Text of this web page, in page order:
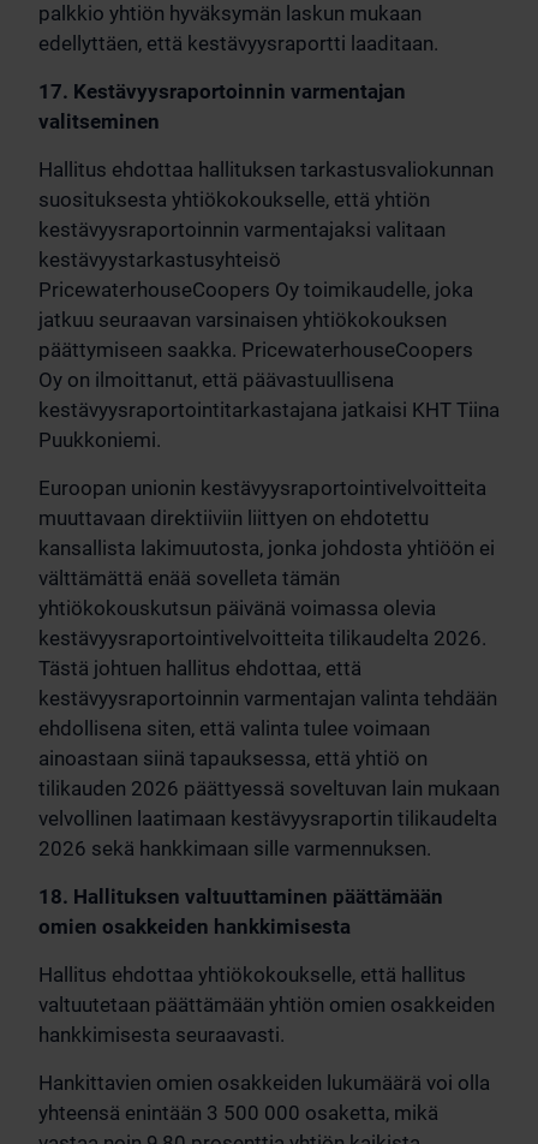
palkkio yhtiön hyväksymän laskun mukaan
edellyttäen, että kestävyysraportti laaditaan.
17. Kestävyysraportoinnin varmentajan
valitseminen
Hallitus ehdottaa hallituksen tarkastusvaliokunnan
suosituksesta yhtiökokoukselle, että yhtiön
kestävyysraportoinnin varmentajaksi valitaan
kestävyystarkastusyhteisö
PricewaterhouseCoopers Oy toimikaudelle, joka
jatkuu seuraavan varsinaisen yhtiökokouksen
päättymiseen saakka. PricewaterhouseCoopers
Oy on ilmoittanut, että päävastuullisena
kestävyysraportointitarkastajana jatkaisi KHT Tiina
Puukkoniemi.
Euroopan unionin kestävyysraportointivelvoitteita
muuttavaan direktiiviin liittyen on ehdotettu
kansallista lakimuutosta, jonka johdosta yhtiöön ei
välttämättä enää sovelleta tämän
yhtiökokouskutsun päivänä voimassa olevia
kestävyysraportointivelvoitteita tilikaudelta 2026.
Tästä johtuen hallitus ehdottaa, että
kestävyysraportoinnin varmentajan valinta tehdään
ehdollisena siten, että valinta tulee voimaan
ainoastaan siinä tapauksessa, että yhtiö on
tilikauden 2026 päättyessä soveltuvan lain mukaan
velvollinen laatimaan kestävyysraportin tilikaudelta
2026 sekä hankkimaan sille varmennuksen.
18. Hallituksen valtuuttaminen päättämään
omien osakkeiden hankkimisesta
Hallitus ehdottaa yhtiökokoukselle, että hallitus
valtuutetaan päättämään yhtiön omien osakkeiden
hankkimisesta seuraavasti.
Hankittavien omien osakkeiden lukumäärä voi olla
yhteensä enintään 3 500 000 osaketta, mikä